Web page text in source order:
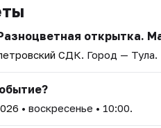
открытка.
СДК. Город — Тула.
• воскресенье • 10:00.